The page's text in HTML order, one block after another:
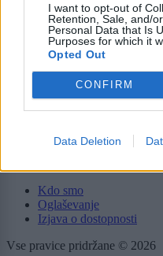
I want to opt-out of
Retention, Sale, and/
Personal Data that Is
Purposes for which it
Opted Out
CONFIRM
Data Deletion
Scena
Zadnje novice
Rubrike
Dogodki
Igre
Forum
Kdo smo
Oglaševanje
Izjava o dostopnosti
Vse pravice pridržane © 2026